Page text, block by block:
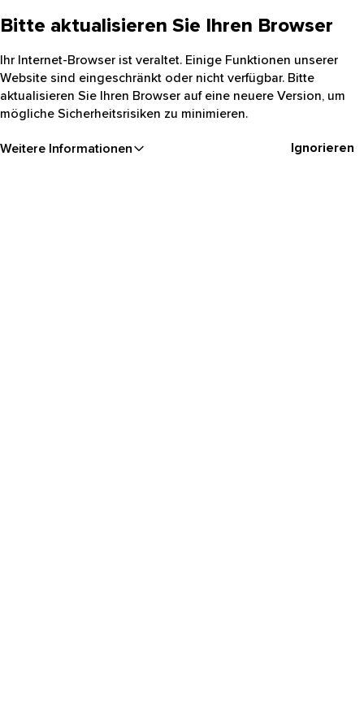
Bitte aktualisieren Sie Ihren Browser
Ihr Internet-Browser ist veraltet. Einige Funktionen unserer
Website sind eingeschränkt oder nicht verfügbar. Bitte
aktualisieren Sie Ihren Browser auf eine neuere Version, um
mögliche Sicherheitsrisiken zu minimieren.
Weitere Informationen Ignorieren